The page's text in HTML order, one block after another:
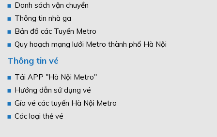
Danh sách vận chuyển
Thông tin nhà ga
Bản đồ các Tuyến Metro
Quy hoạch mạng lưới Metro thành phố Hà Nội
Thông tin vé
Tải APP "Hà Nội Metro"
Hướng dẫn sử dụng vé
Gía vé các tuyến Hà Nội Metro
Các loại thẻ vé